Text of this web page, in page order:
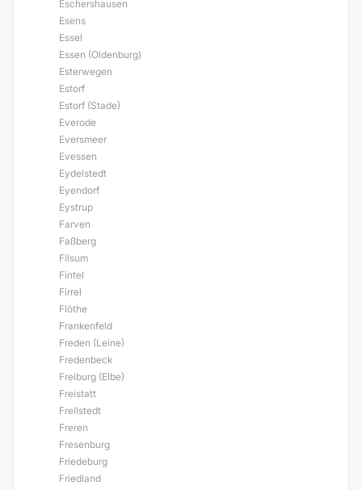
Eschershausen
Esens
Essel
Essen (Oldenburg)
Esterwegen
Estorf
Estorf (Stade)
Everode
Eversmeer
Evessen
Eydelstedt
Eyendorf
Eystrup
Farven
Faßberg
Filsum
Fintel
Firrel
Flöthe
Frankenfeld
Freden (Leine)
Fredenbeck
Freiburg (Elbe)
Freistatt
Frellstedt
Freren
Fresenburg
Friedeburg
Friedland